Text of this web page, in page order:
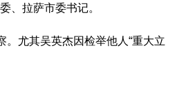
、拉萨市委书记。
尤其吴英杰因检举他人“重大立